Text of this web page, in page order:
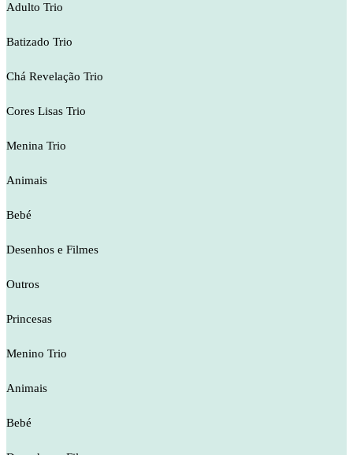
Adulto Trio
Batizado Trio
Chá Revelação Trio
Cores Lisas Trio
Menina Trio
Animais
Bebé
Desenhos e Filmes
Outros
Princesas
Menino Trio
Animais
Bebé